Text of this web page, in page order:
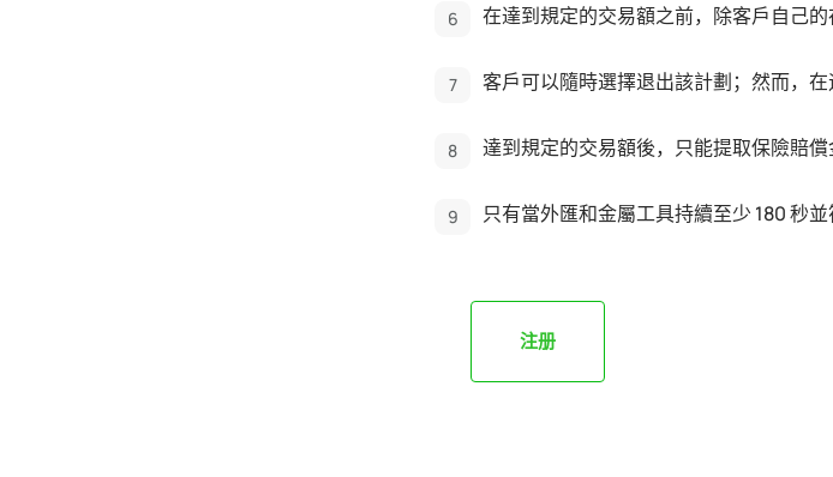
在達到規定的交易額之前，除客戶自己
客戶可以隨時選擇退出該計劃；然而，
達到規定的交易額後，只能提取保險賠
只有當外匯和金屬工具持續至少 180 秒
注册